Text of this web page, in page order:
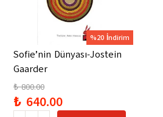
%20 İndirim
Sofie’nin Dünyası-Jostein
Gaarder
₺ 800.00
₺ 640.00